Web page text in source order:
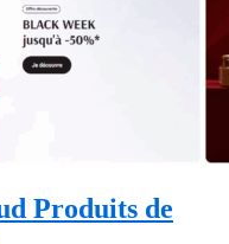
Produits de